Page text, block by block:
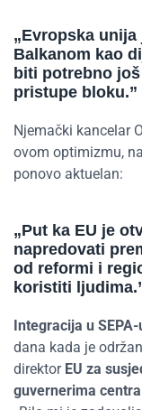
„Evropska
Balkanom kao
biti potrebno
pristupe bloku.”
Njemački kancelar
ovom optimizmu,
ponovo aktuelan:
„Put ka EU je
napredovati
od reformi i
koristiti ljudima.
Integracija u
dana kada je
direktorEU za
guvernerima